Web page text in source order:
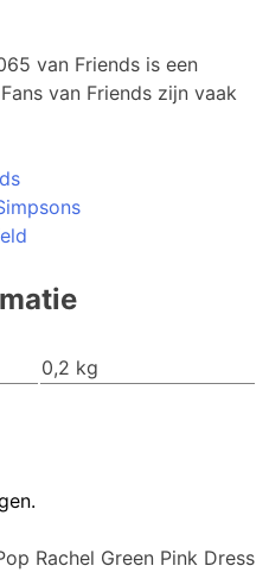
van Friends is een
van Friends zijn vaak
0,2 kg
Rachel Green Pink Dress